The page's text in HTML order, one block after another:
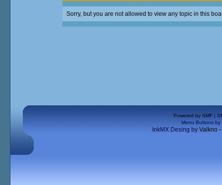
Sorry, but you are not allowed to view any topic in this
Powered by SMF |
Menu Buttons by
InkMX Desing by Valkno